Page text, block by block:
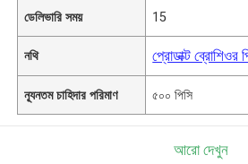
ডেলিভারি সময় 15
নথি প্রোডাক্ট ব্রোশিওর
ন্যূনতম চাহিদার পরিমাণ ৫০০ পিসি
আরো দেখুন